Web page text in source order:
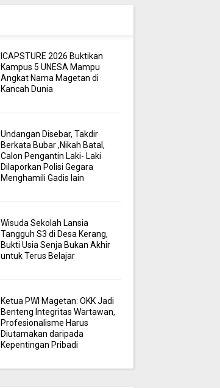
ICAPSTURE 2026 Buktikan
Kampus 5 UNESA Mampu
Angkat Nama Magetan di
Kancah Dunia
Undangan Disebar, Takdir
Berkata Bubar ,Nikah Batal,
Calon Pengantin Laki- Laki
Dilaporkan Polisi Gegara
Menghamili Gadis lain
Wisuda Sekolah Lansia
Tangguh S3 di Desa Kerang,
Bukti Usia Senja Bukan Akhir
untuk Terus Belajar
Ketua PWI Magetan: OKK Jadi
Benteng Integritas Wartawan,
Profesionalisme Harus
Diutamakan daripada
Kepentingan Pribadi